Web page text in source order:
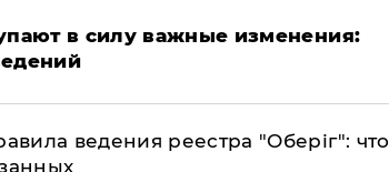
в силу важные изменения:
ведения реестра "Оберіг": что